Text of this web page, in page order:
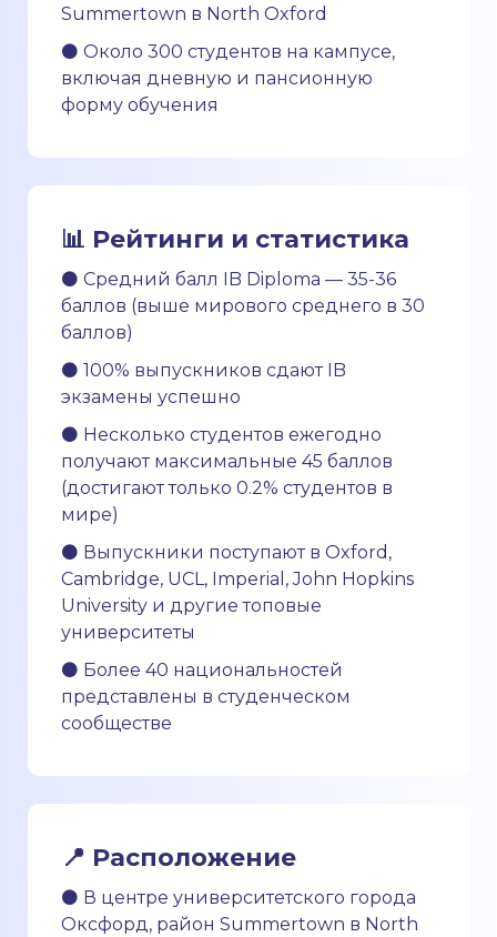
Summertown в North Oxford
⚫ Около 300 студентов на кампусе,
включая дневную и пансионную
форму обучения
📊 Рейтинги и статистика
⚫ Средний балл IB Diploma — 35-36
баллов (выше мирового среднего в 30
баллов)
⚫ 100% выпускников сдают IB
экзамены успешно
⚫ Несколько студентов ежегодно
получают максимальные 45 баллов
(достигают только 0.2% студентов в
мире)
⚫ Выпускники поступают в Oxford,
Cambridge, UCL, Imperial, John Hopkins
University и другие топовые
университеты
⚫ Более 40 национальностей
представлены в студенческом
сообществе
📍 Расположение
⚫ В центре университетского города
Оксфорд, район Summertown в North